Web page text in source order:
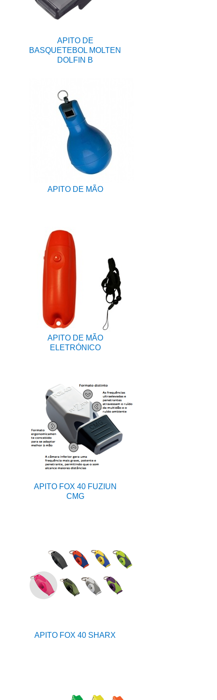
APITO DE
BASQUETEBOL MOLTEN
DOLFIN B
APITO DE MÃO
APITO DE MÃO
ELETRÓNICO
APITO FOX 40 FUZIUN
CMG
APITO FOX 40 SHARX